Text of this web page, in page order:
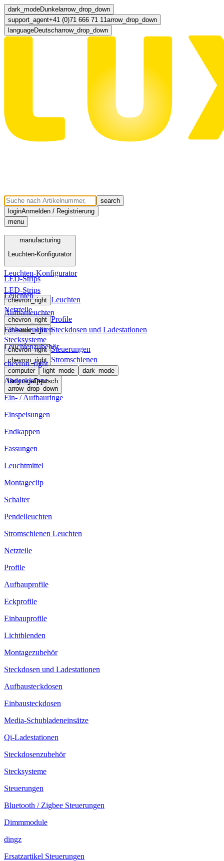
dark_modeDunkel arrow_drop_down
support_agent+41 (0)71 666 71 11arrow_drop_down
languageDeutscharrow_drop_down
search
loginAnmelden / Registrierung
menu
Menü
manufacturing
Leuchten-Konfigurator
LED-Strips
chevron_right Leuchten
Netzteile
chevron_right Profile
chevron_right Steckdosen und Ladestationen
Stecksysteme
chevron_right Steuerungen
chevron_right Stromschienen
computer light_mode
dark_mode
languageDeutsch
arrow_drop_down
manufacturing
Leuchten-Konfigurator
LED-Strips
Leuchten
Aufbauleuchten
Einbauleuchten
Leuchtenzubehör
chevron_right
Abdeckkappe
Ein- / Aufbauringe
Einspeisungen
Endkappen
Fassungen
Leuchtmittel
Montageclip
Schalter
Pendelleuchten
Stromschienen Leuchten
Netzteile
Profile
Aufbauprofile
Eckprofile
Einbauprofile
Lichtblenden
Montagezubehör
Steckdosen und Ladestationen
Aufbausteckdosen
Einbausteckdosen
Media-Schubladeneinsätze
Qi-Ladestationen
Steckdosenzubehör
Stecksysteme
Steuerungen
Bluetooth / Zigbee Steuerungen
Dimmmodule
dingz
Ersatzartikel Steuerungen